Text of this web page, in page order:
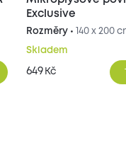
Exclusive
Rozměry • 140 x 200
Skladem
649 Kč